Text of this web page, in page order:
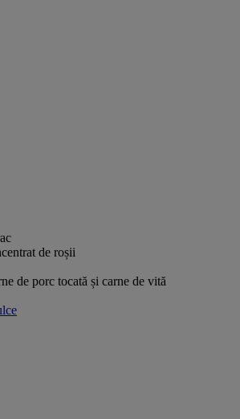
de roșii
de porc tocată și carne de vită